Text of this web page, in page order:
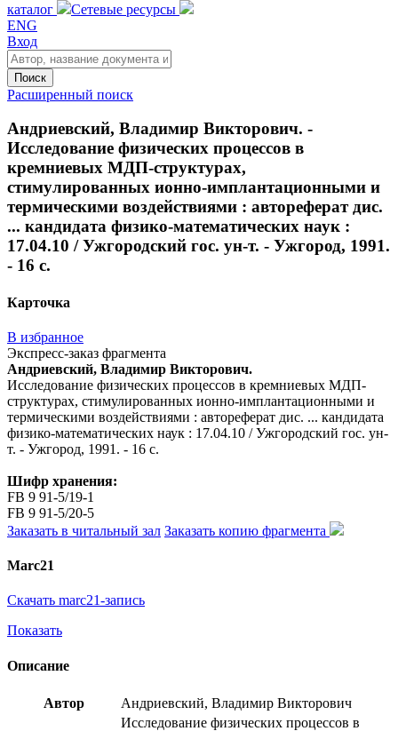
каталог
Сетевые ресурсы
ENG
Вход
Поиск
Расширенный поиск
Андриевский, Владимир Викторович. -
Исследование физических процессов в
кремниевых МДП-структурах,
стимулированных ионно-имплантационными и
термическими воздействиями : автореферат дис.
... кандидата физико-математических наук :
17.04.10 / Ужгородский гос. ун-т. - Ужгород, 1991.
- 16 с.
Карточка
В избранное
Экспресс-заказ фрагмента
Андриевский, Владимир Викторович.
Исследование физических процессов в кремниевых МДП-
структурах, стимулированных ионно-имплантационными и
термическими воздействиями : автореферат дис. ... кандидата
физико-математических наук : 17.04.10 / Ужгородский гос. ун-
т. - Ужгород, 1991. - 16 с.
Шифр хранения:
FB 9 91-5/19-1
FB 9 91-5/20-5
Заказать в читальный зал Заказать копию фрагмента
Marc21
Скачать marc21-запись
Показать
Описание
Автор Андриевский, Владимир Викторович
Исследование физических процессов в